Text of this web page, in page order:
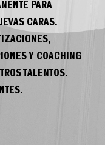
PARA
CARAS.
Y COACHING
TALENTOS.